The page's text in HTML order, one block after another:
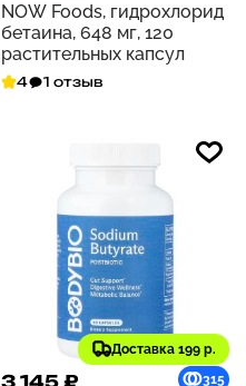
NOW Foods, гидрохлорид
бетаина, 648 мг, 120
растительных капсул
4 1 отзыв
Доставка 199 р.
3 145 ₽ 315